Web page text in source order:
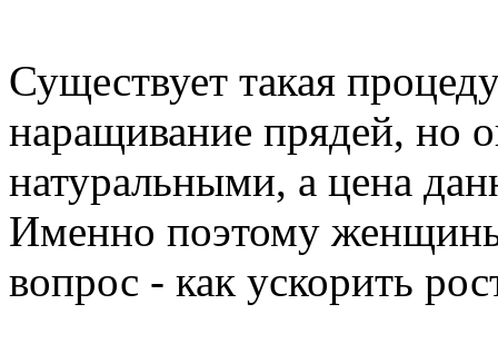
Существует такая
наращивание прядей, но
натуральными, а цена
Именно поэтому женщины
вопрос - как ускорить